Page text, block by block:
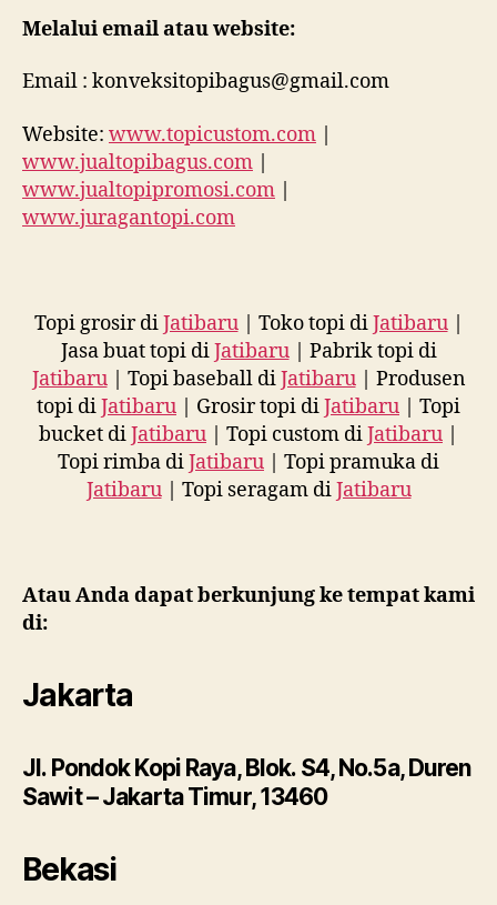
Melalui email atau website:
Email : konveksitopibagus@gmail.com
Website: www.topicustom.com |
www.jualtopibagus.com |
www.jualtopipromosi.com |
www.juragantopi.com
Topi grosir diJatibaru| Toko topi diJatibaru|
Jasa buat topi diJatibaru| Pabrik topi di
Jatibaru| Topi baseball diJatibaru| Produsen
topi diJatibaru | Grosir topi diJatibaru | Topi
bucket diJatibaru | Topi custom diJatibaru |
Topi rimba diJatibaru | Topi pramuka di
Jatibaru| Topi seragam diJatibaru
Atau Anda dapat berkunjung ke tempat kami
di:
Jakarta
Jl. Pondok Kopi Raya, Blok. S4, No.5a, Duren
Sawit – Jakarta Timur, 13460
Bekasi